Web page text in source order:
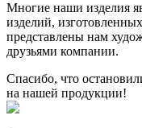
Многие наши изделия
изделий,
представлены нам
друзьями компании.
Спасибо, что
на нашей продукции!